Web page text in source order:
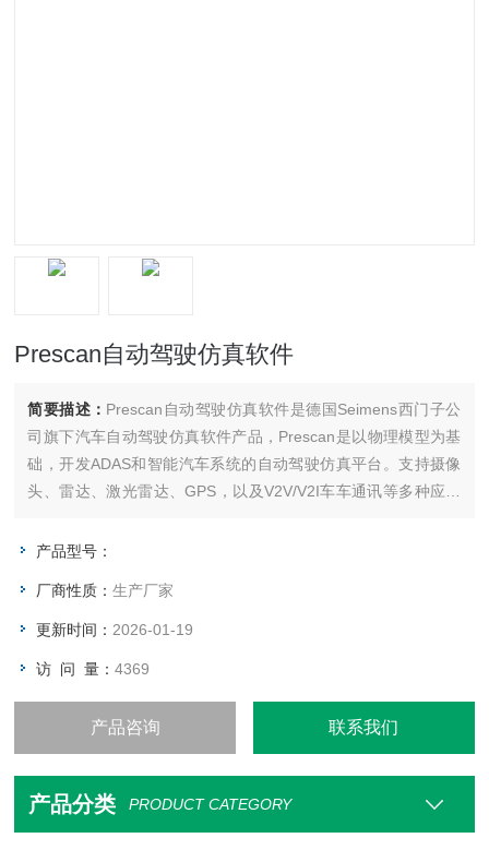
Prescan自动驾驶仿真软件
简要描述： Prescan自动驾驶仿真软件是德国Seimens西门子公
司旗下汽车自动驾驶仿真软件产品，Prescan是以物理模型为基
础，开发ADAS和智能汽车系统的自动驾驶仿真平台。支持摄像
头、雷达、激光雷达、GPS，以及V2V/V2I车车通讯等多种应用
产品型号：
厂商性质：生产厂家
更新时间： 2026-01-19
访 问 量：4369
产品咨询 联系我们
产品分类 PRODUCT CATEGORY